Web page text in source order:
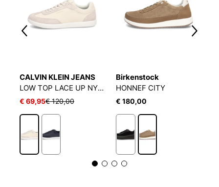
CALVIN KLEIN JEANS
LOW TOP LACE UP NYLON
€ 69,95€ 120,00
Birkenstock
HONNEF CITY
€ 180,00